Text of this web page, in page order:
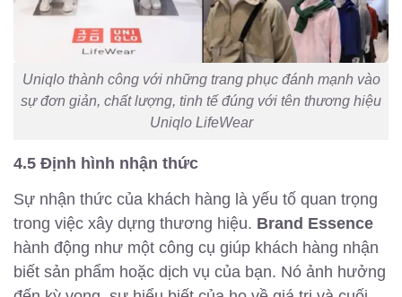
Uniqlo thành công với những trang phục đánh mạnh vào
sự đơn giản, chất lượng, tinh tế đúng với tên thương hiệu
Uniqlo LifeWear
4.5 Định hình nhận thức
Sự nhận thức của khách hàng là yếu tố quan trọng
trong việc xây dựng thương hiệu. Brand Essence
hành động như một công cụ giúp khách hàng nhận
biết sản phẩm hoặc dịch vụ của bạn. Nó ảnh hưởng